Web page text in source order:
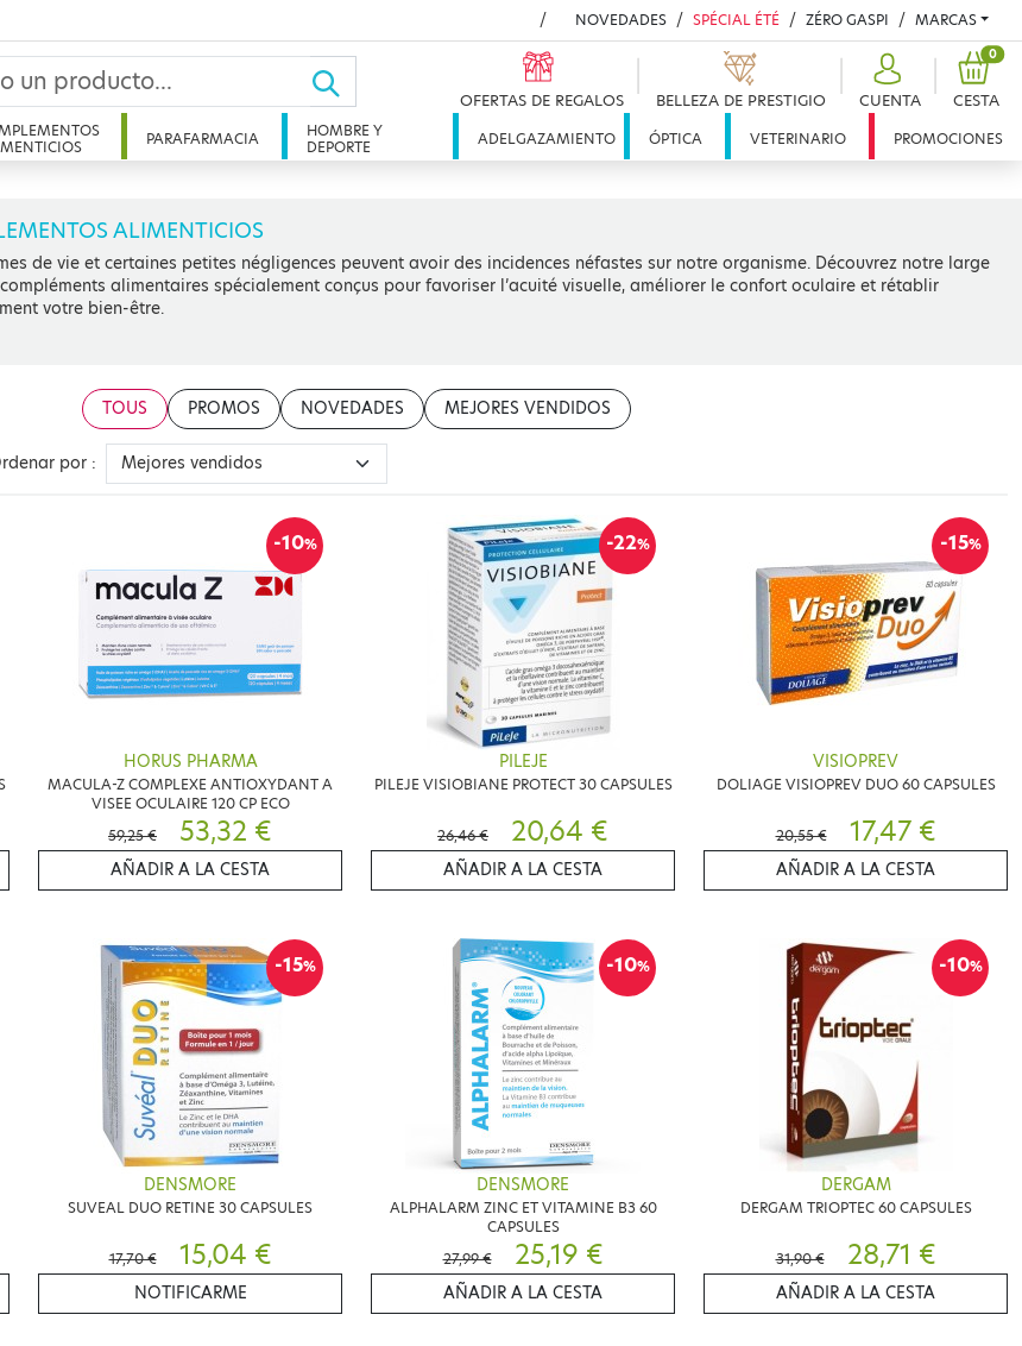
NOVEDADES SPÉCIAL ÉTÉ ZÉRO GASPI MARCAS
OFERTAS DE REGALOS BELLEZA DE PRESTIGIO CUENTA CESTA
0
PARAFARMACIA
HOMBRE Y
DEPORTE
ADELGAZAMIENTO ÓPTICA VETERINARIO PROMOCIONES
ALIMENTICIOS
de vie et certaines petites négligences peuvent avoir des incidences néfastes sur notre organisme. Découvrez notre large
alimentaires spécialement conçus pour favoriser l’acuité visuelle, améliorer le confort oculaire et rétablir
votre bien-être.
TOUS PROMOS NOVEDADES MEJORES VENDIDOS
por :
-10%
HORUS PHARMA
MACULA-Z COMPLEXE ANTIOXYDANT A
VISEE OCULAIRE 120 CP ECO
59,25 €
53,32 €
AÑADIR A LA CESTA
-22%
PILEJE
PILEJE VISIOBIANE PROTECT 30 CAPSULES
26,46 € 20,64 €
AÑADIR A LA CESTA
-15%
VISIOPREV
DOLIAGE VISIOPREV DUO 60 CAPSULES
20,55 € 17,47 €
AÑADIR A LA CESTA
-15%
DENSMORE
SUVEAL DUO RETINE 30 CAPSULES
17,70 € 15,04 €
NOTIFICARME
-10%
DENSMORE
ALPHALARM ZINC ET VITAMINE B3 60
CAPSULES
27,99 €
25,19 €
AÑADIR A LA CESTA
-10%
DERGAM
DERGAM TRIOPTEC 60 CAPSULES
31,90 € 28,71 €
AÑADIR A LA CESTA